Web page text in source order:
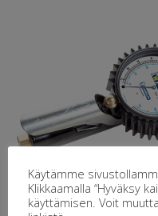
Käytämme
Klikkaamalla “Hyväksy
käyttämisen. Voit